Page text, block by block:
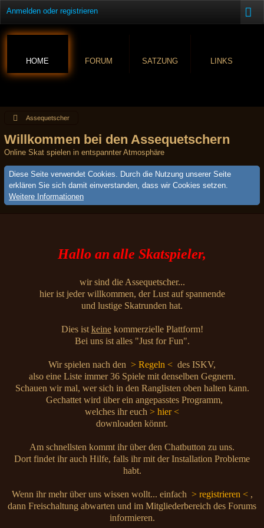
Anmelden oder registrieren
HOME FORUM SATZUNG LINKS
Assequetscher
Willkommen bei den Assequetschern
Online Skat spielen in entspannter Atmosphäre
Diese Seite verwendet Cookies. Durch die Nutzung unserer Seite
erklären Sie sich damit einverstanden, dass wir Cookies setzen.
Weitere Informationen
Hallo an alle Skatspieler,
wir sind die Assequetscher...
hier ist jeder willkommen, der Lust auf spannende
und lustige Skatrunden hat.
Dies ist keinekommerzielle Plattform!
Bei uns ist alles "Just for Fun".
Wir spielen nach den > Regeln < des ISKV,
also eine Liste immer 36 Spiele mit denselben Gegnern.
Schauen wir mal, wer sich in den Ranglisten oben halten kann.
Gechattet wird über ein angepasstes Programm,
welches ihr euch > hier <
downloaden könnt.
Am schnellsten kommt ihr über den Chatbutton zu uns.
Dort findet ihr auch Hilfe, falls ihr mit der Installation Probleme
habt.
Wenn ihr mehr über uns wissen wollt... einfach > registrieren < ,
dann Freischaltung abwarten und im Mitgliederbereich des Forums
informieren.